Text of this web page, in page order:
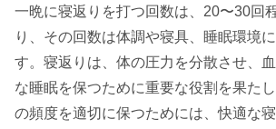
一晩に寝返りを打つ回数は、20〜30回
り、その回数は体調や寝具、睡眠環境
す。寝返りは、体の圧力を分散させ、
な睡眠を保つために重要な役割を果た
の頻度を適切に保つためには、快適な